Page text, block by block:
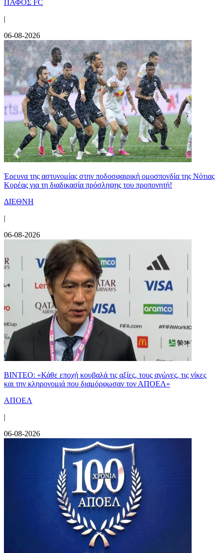
ΠΑΦΟΣ FC
|
06-08-2026
Έρευνα της αστυνομίας στην ποδοσφαιρική ομοσπονδία της Νότιας
Κορέας για τη διαδικασία πρόσληψης του προπονητή!
ΔΙΕΘΝΗ
|
06-08-2026
ΒΙΝΤΕΟ: «Κάθε εποχή κουβαλά τις αξίες, τους αγώνες, τις νίκες
και την κληρονομιά που διαμόρφωσαν τον ΑΠΟΕΛ»
ΑΠΟΕΛ
|
06-08-2026